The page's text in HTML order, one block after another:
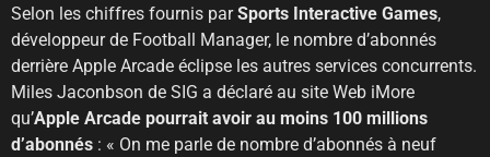
Selon les chiffres fournis parSports Interactive Games,
développeur de Football Manager, le nombre d’abonnés
derrière Apple Arcade éclipse les autres services concurrents.
Miles Jaconbson de SIG a déclaré au site Web iMore
qu’Apple Arcade pourrait avoir au moins 100 millions
d’abonnés : « On me parle de nombre d’abonnés à neuf